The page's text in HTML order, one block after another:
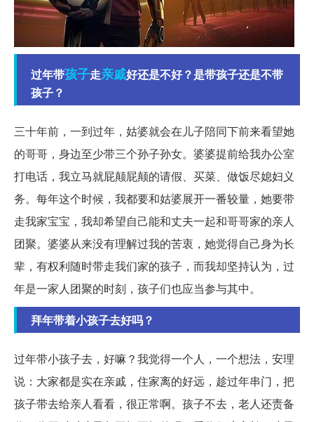
过年带孩子走亲戚好还是不好？是带孩子还是不带
孩子？
三十年前，一到过年，姑婆就会在儿子陪同下前来看望她
的哥哥，身边至少带三个孙子孙女。婆婆提前给我办公室
打电话，我立马就屁颠屁颠的请假、买菜、做饭尽媳妇义
务。每年这个时候，我都要和姑婆展开一番较量，她要带
走我家宝宝，我却希望自己能和丈夫一起和哥哥家的亲人
团聚。婆婆从来没有理解过我的苦衷，她觉得自己身为长
辈，有权利随时带走我们家的孩子，而我却坚持认为，过
年是一家人团聚的时刻，孩子们也应当参与其中。
拜年带着小孩子去好吗？
过年带小孩子去，好嘛？我觉得一个人，一个想法，安理
说：大家都是实在亲戚，住家离的好远，趁过年串门，把
孩子带去给亲人看看，很正常啊。孩子不去，老人还责备